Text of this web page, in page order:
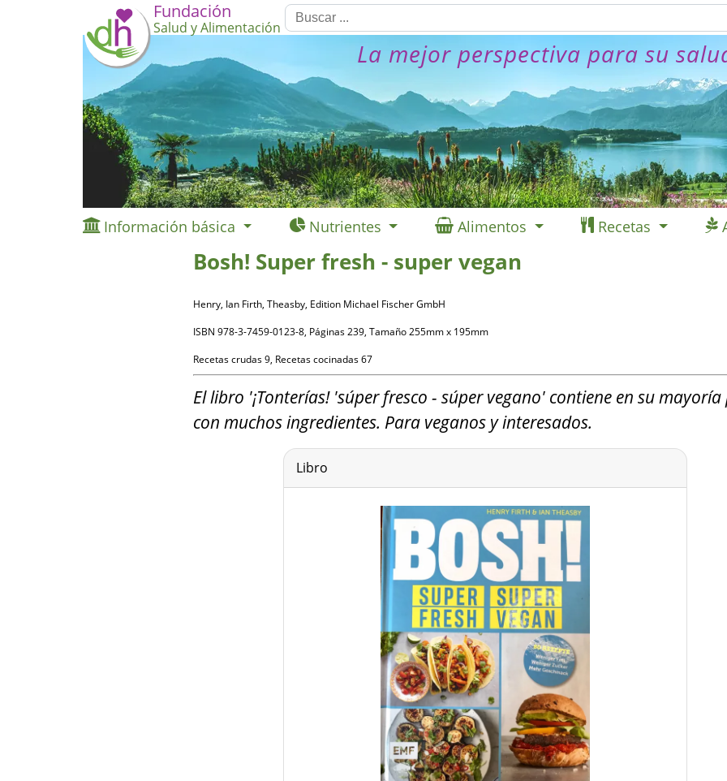
Fundación
Salud y Alimentación
La mejor perspectiva para su
Información básica Nutrientes Alimentos Recetas
Bosh! Super fresh - super vegan
Henry, Ian Firth, Theasby, Edition Michael Fischer GmbH
ISBN 978-3-7459-0123-8, Páginas 239, Tamaño 255mm x 195mm
Recetas crudas 9, Recetas cocinadas 67
El libro '¡Tonterías! 'súper fresco - súper vegano' contiene en su
con muchos ingredientes. Para veganos y interesados.
Libro